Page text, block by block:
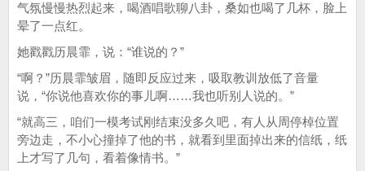
气氛慢慢热烈起来，喝酒唱歌聊八卦，桑如也喝了几杯，脸上
晕了一点红。
她戳戳历晨霏，说：“谁说的？”
“啊？”历晨霏皱眉，随即反应过来，吸取教训放低了音量
说，“你说他喜欢你的事儿啊……我也听别人说的。”
“就高三，咱们一模考试刚结束没多久吧，有人从周停棹位置
旁边走，不小心撞掉了他的书，就看到里面掉出来的信纸，纸
上才写了几句，看着像情书。”